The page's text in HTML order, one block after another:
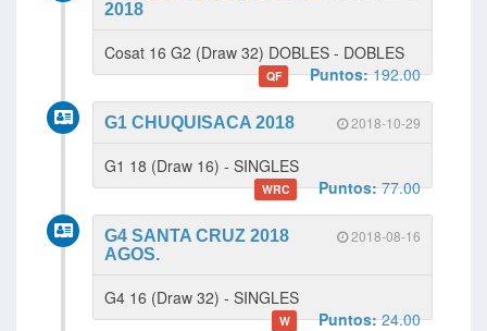
2018
Cosat 16 G2 (Draw 32) DOBLES - DOBLES
QF Puntos:192.00
2018-10-29
G1 CHUQUISACA 2018
G1 18 (Draw 16) - SINGLES
WRC Puntos:77.00
2018-08-16
G4 SANTA CRUZ 2018
AGOS.
G4 16 (Draw 32) - SINGLES
W Puntos:24.00